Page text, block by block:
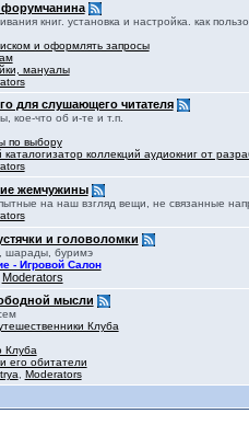
книг. установка и настройка. как
и оформлять запросы
мануалы
для слушающего читателя
кое-что об и-те и т.п.
по выбору
коллекций аудиокниг от
жемчужины
на наш взгляд вещи, не связанные
и головоломки
шарады, буримэ
- Игровой Салон
Moderators
мысли
Клуба
Клуба
его обитатели
trya Moderators